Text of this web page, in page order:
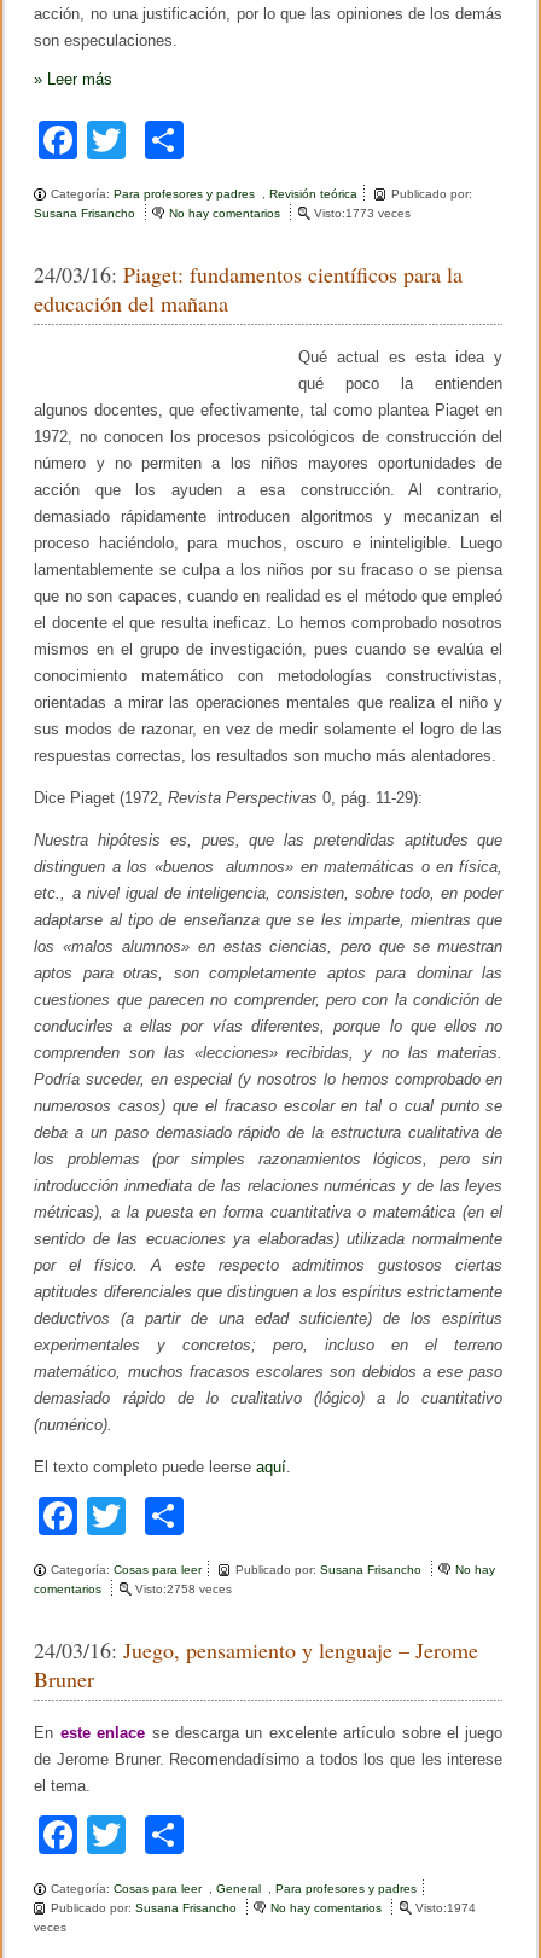
c
n
s
acción, no una justificación, por lo que las opiniones de los demás
son especulaciones.
» Leer más
F
a
c
b
o
k
tt
m
ar
tir
Categoría:Para profesores y padres ,Revisión teórica
Publicado por:
Susana Frisancho
No hay comentarios
i
d
ñ
s
f
n
t
e
l
d
l
e
d
e
t
a
v
í
Visto:1773 veces
24/03/16:Piaget: fundamentos científicos para la
educación del mañana
Qué actual es esta idea y
qué poco la entienden
algunos docentes, que efectivamente, tal como plantea Piaget en
1972, no conocen los procesos psicológicos de construcción del
número y no permiten a los niños mayores oportunidades de
acción que los ayuden a esa construcción. Al contrario,
demasiado rápidamente introducen algoritmos y mecanizan el
proceso haciéndolo, para muchos, oscuro e ininteligible. Luego
lamentablemente se culpa a los niños por su fracaso o se piensa
que no son capaces, cuando en realidad es el método que empleó
el docente el que resulta ineficaz. Lo hemos comprobado nosotros
mismos en el grupo de investigación, pues cuando se evalúa el
conocimiento matemático con metodologías constructivistas,
orientadas a mirar las operaciones mentales que realiza el niño y
sus modos de razonar, en vez de medir solamente el logro de las
respuestas correctas, los resultados son mucho más alentadores.
Dice Piaget (1972,Revista Perspectivas 0, pág. 11-29):
Nuestra hipótesis es, pues, que las pretendidas aptitudes que
distinguen a los «buenos alumnos» en matemáticas o en física,
etc., a nivel igual de inteligencia, consisten, sobre todo, en poder
adaptarse al tipo de enseñanza que se les imparte, mientras que
los «malos alumnos» en estas ciencias, pero que se muestran
aptos para otras, son completamente aptos para dominar las
cuestiones que parecen no comprender, pero con la condición de
conducirles a ellas por vías diferentes, porque lo que ellos no
comprenden son las «lecciones» recibidas, y no las materias.
Podría suceder, en especial (y nosotros lo hemos comprobado en
numerosos casos) que el fracaso escolar en tal o cual punto se
deba a un paso demasiado rápido de la estructura cualitativa de
los problemas (por simples razonamientos lógicos, pero sin
introducción inmediata de las relaciones numéricas y de las leyes
métricas), a la puesta en forma cuantitativa o matemática (en el
sentido de las ecuaciones ya elaboradas) utilizada normalmente
por el físico. A este respecto admitimos gustosos ciertas
aptitudes diferenciales que distinguen a los espíritus estrictamente
deductivos (a partir de una edad suficiente) de los espíritus
experimentales y concretos; pero, incluso en el terreno
matemático, muchos fracasos escolares son debidos a ese paso
demasiado rápido de lo cualitativo (lógico) a lo cuantitativo
(numérico).
El texto completo puede leerseaquí
F
a
c
b
o
o
k
tt
m
ar
tir
Categoría:Cosas para leer Publicado por:Susana Frisancho
No hay
comentarios
i
e
f
d
Visto:2758 veces
24/03/16:Juego, pensamiento y lenguaje – Jerome
Bruner
En este enlace se descarga un excelente artículo sobre el juego
de Jerome Bruner. Recomendadísimo a todos los que les interese
el tema.
F
a
c
tt
m
Categoría:Cosas para leer ,General ,Para profesores y padres
Publicado por:Susana Frisancho No hay comentarios
Visto:1974
veces